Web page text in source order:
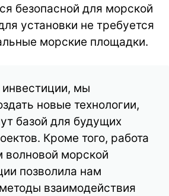
безопасной для морской
установки не требуется
морские площадки.
мы
новые технологии,
базой для будущих
Кроме того, работа
волновой морской
позволила нам
взаимодействия